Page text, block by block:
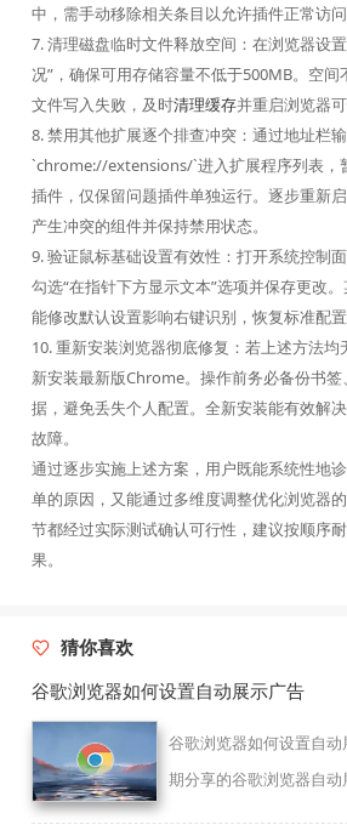
中，需手动移除相关条目以允许插件正常访问
7. 清理磁盘临时文件释放空间：在浏览器设
况”，确保可用存储容量不低于500MB。空
文件写入失败，及时清理缓存并重启浏览器可
8. 禁用其他扩展逐个排查冲突：通过地址栏
`chrome://extensions/`进入扩展程序列表，
插件，仅保留问题插件单独运行。逐步重新
产生冲突的组件并保持禁用状态。
9. 验证鼠标基础设置有效性：打开系统控制
勾选“在指针下方显示文本”选项并保存更改
能修改默认设置影响右键识别，恢复标准配置
10. 重新安装浏览器彻底修复：若上述方法
新安装最新版Chrome。操作前务必备份书
据，避免丢失个人配置。全新安装能有效解
故障。
通过逐步实施上述方案，用户既能系统性地
单的原因，又能通过多维度调整优化浏览器
节都经过实际测试确认可行性，建议按顺序
果。
猜你喜欢
谷歌浏览器如何设置自动展示广告
谷歌浏览器如何设置自
期分享的谷歌浏览器自